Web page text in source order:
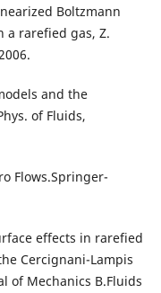
Boltzmann
a rarefied gas, Z.
and the
of Fluids,
Flows.Springer-
effects in rarefied
Cercignani-Lampis
of Mechanics B.Fluids